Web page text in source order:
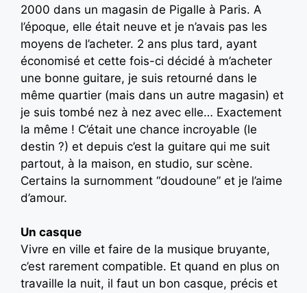
2000 dans un magasin de Pigalle à Paris. A
l’époque, elle était neuve et je n’avais pas les
moyens de l’acheter. 2 ans plus tard, ayant
économisé et cette fois-ci décidé à m’acheter
une bonne guitare, je suis retourné dans le
même quartier (mais dans un autre magasin) et
je suis tombé nez à nez avec elle… Exactement
la même ! C’était une chance incroyable (le
destin ?) et depuis c’est la guitare qui me suit
partout, à la maison, en studio, sur scène.
Certains la surnomment “doudoune” et je l’aime
d’amour.
Un casque
Vivre en ville et faire de la musique bruyante,
c’est rarement compatible. Et quand en plus on
travaille la nuit, il faut un bon casque, précis et